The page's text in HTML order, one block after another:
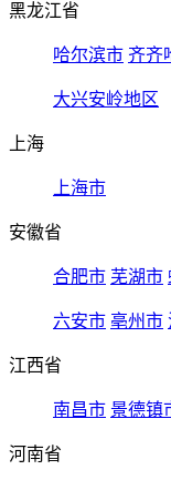
黑龙江省
哈尔滨市 齐齐
大兴安岭地区
上海
上海市
安徽省
合肥市 芜湖市
六安市 亳州市
江西省
南昌市 景德镇
河南省